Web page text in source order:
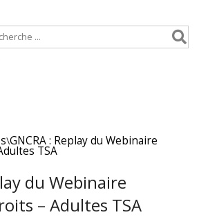
\GNCRA : Replay du Webinaire
TSA
du Webinaire
– Adultes TSA